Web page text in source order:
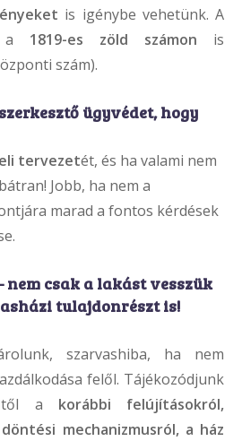
is igénybe vehetünk. A
a 1819-es zöld számon is
szám).
ügyvédet, hogy
tervezetét, és ha valami nem
bátran! Jobb, ha nem a
marad a fontos kérdések
nem csak a lakást vesszük
tulajdonrésztis!
szarvashiba, ha nem
felől. Tájékozódjunk
a korábbi felújításokról,
mechanizmusról, a ház